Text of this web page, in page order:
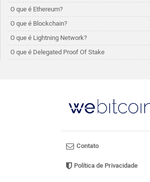
O que é Ethereum?
O que é Blockchain?
O que é Lightning Network?
O que é Delegated Proof Of Stake
Contato
Política de Privacidade